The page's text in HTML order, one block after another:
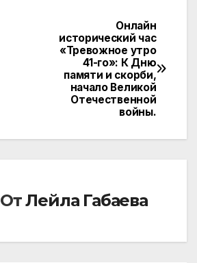
Онлайн
исторический час
«Тревожное утро
41-го»: К Дню
памяти и скорби,
начало Великой
Отечественной
войны.
ОтЛейла Габаева